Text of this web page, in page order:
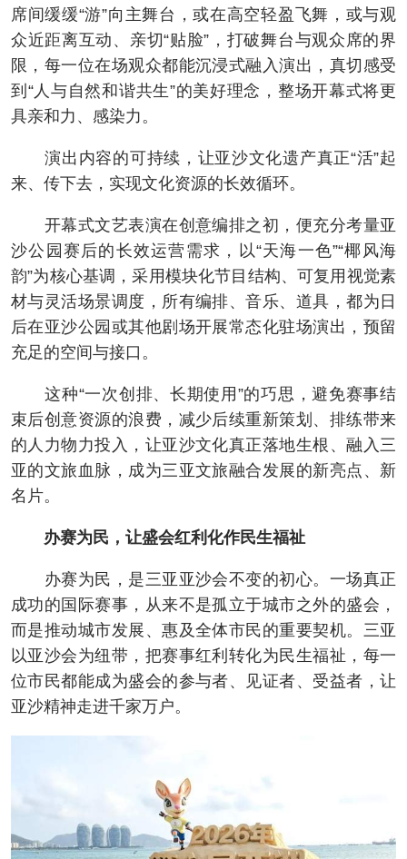
席间缓缓“游”向主舞台，或在高空轻盈飞舞，或与观
众近距离互动、亲切“贴脸”，打破舞台与观众席的界
限，每一位在场观众都能沉浸式融入演出，真切感受
到“人与自然和谐共生”的美好理念，整场开幕式将更
具亲和力、感染力。
演出内容的可持续，让亚沙文化遗产真正“活”起
来、传下去，实现文化资源的长效循环。
开幕式文艺表演在创意编排之初，便充分考量亚
沙公园赛后的长效运营需求，以“天海一色”“椰风海
韵”为核心基调，采用模块化节目结构、可复用视觉素
材与灵活场景调度，所有编排、音乐、道具，都为日
后在亚沙公园或其他剧场开展常态化驻场演出，预留
充足的空间与接口。
这种“一次创排、长期使用”的巧思，避免赛事结
束后创意资源的浪费，减少后续重新策划、排练带来
的人力物力投入，让亚沙文化真正落地生根、融入三
亚的文旅血脉，成为三亚文旅融合发展的新亮点、新
名片。
办赛为民，让盛会红利化作民生福祉
办赛为民，是三亚亚沙会不变的初心。一场真正
成功的国际赛事，从来不是孤立于城市之外的盛会，
而是推动城市发展、惠及全体市民的重要契机。三亚
以亚沙会为纽带，把赛事红利转化为民生福祉，每一
位市民都能成为盛会的参与者、见证者、受益者，让
亚沙精神走进千家万户。